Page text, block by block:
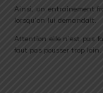
Ainsi, un entrainement
lorsqu’on lui demandait.
Attention elle n’est pas
faut pas pousser trop